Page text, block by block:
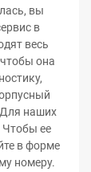
вы
в
весь
она
Для наших
Чтобы ее
в форме
номеру.